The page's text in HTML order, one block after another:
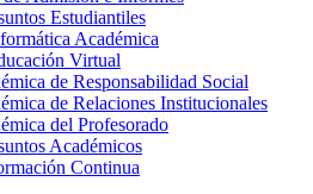
Estudiantiles
Académica
Virtual
de Responsabilidad Social
de Relaciones Institucionales
del Profesorado
Académicos
Continua